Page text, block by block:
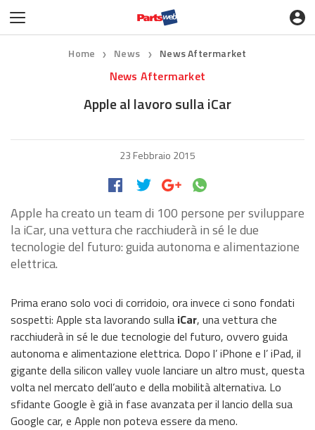
Home ❯ News ❯ News Aftermarket
News Aftermarket
Apple al lavoro sulla iCar
23 Febbraio 2015
Apple ha creato un team di 100 persone per sviluppare
la iCar, una vettura che racchiuderà in sé le due
tecnologie del futuro: guida autonoma e alimentazione
elettrica.
Prima erano solo voci di corridoio, ora invece ci sono fondati
sospetti: Apple sta lavorando sulla iCar, una vettura che
racchiuderà in sé le due tecnologie del futuro, ovvero guida
autonoma e alimentazione elettrica. Dopo l’ iPhone e l’ iPad, il
gigante della silicon valley vuole lanciare un altro must, questa
volta nel mercato dell’auto e della mobilità alternativa. Lo
sfidante Google è già in fase avanzata per il lancio della sua
Google car, e Apple non poteva essere da meno.